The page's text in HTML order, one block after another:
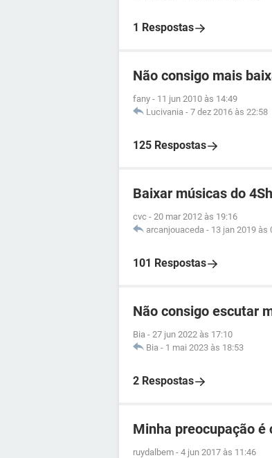
1 Respostas
Não consigo mais
fany - 11 jun 2010 às 14:49
Lucivania - 7 dez 2016 às 22:58
125 Respostas
Baixar músicas do
cvc - 20 mar 2012 às 19:16
arcanjouaceda - 13 jan 2019 às
101 Respostas
Não consigo escutar
Bia - 27 jun 2022 às 17:10
Bia - 1 mai 2023 às 18:53
2 Respostas
Minha preocupação é
ruydalbem - 4 jun 2017 às 11:46